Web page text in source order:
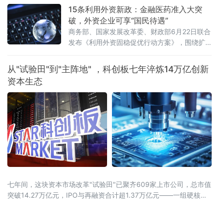
60天的一般许可，全面豁免伊朗原油、石化及
石油产品的生产、交付与销售制裁，期限直指
2026年8月21日。更具颠覆性的是——伊朗石
油可以用美元结算，甚至可以卖给美国买家。
消息落地不到24小时，国际原油期货市场剧烈
15条利用外资新政：金融医药准入大突
破，外资企业可享“国民待遇”
商务部、国家发展改革委、财政部6月22日联合
发布《利用外资固稳促优行动方案》，围绕扩
促进水平、健全外商投资服务保障体系、优化
外资管理等五方面提出15条政策举措。这是“十
重磅政策组合拳。服务业、金融业、医药产业
全面扩围在扩大市场准入方面，方案打出了一
套“组合拳”。服务业领域，稳步扩大职业技能
从"试验田"到"主阵地" ，科创板七年淬炼14万亿创新
资本生态
七年间，这块资本市场改革"试验田"已聚齐609家上市公司，总市值
突破14.27万亿元，IPO与再融资合计超1.37万亿元——一组硬核数